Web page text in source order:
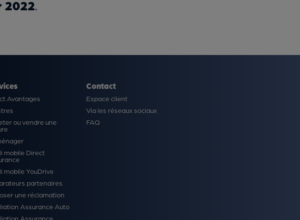
2022.
Avantages
ou vendre une
mobile Direct
mobile YouDrive
partenaires
une réclamation
Assurance Auto
Assurance
Contact
Espace client
Via les réseaux sociaux
FAQ